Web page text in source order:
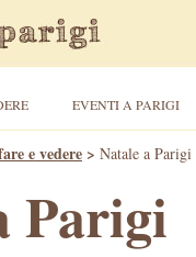
EVENTI A PARIGI
e vedere > Natale a Parigi
Parigi